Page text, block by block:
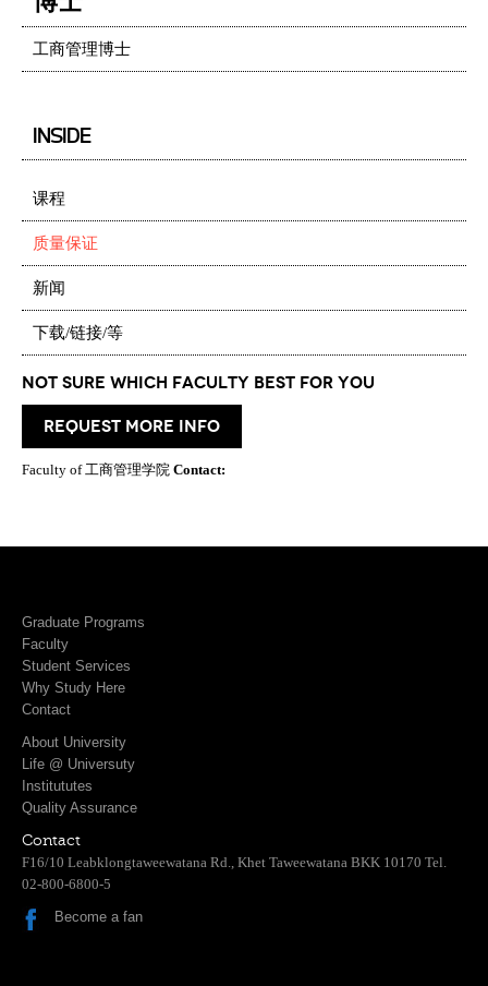
工商管理博士
INSIDE
课程
质量保证
新闻
下载/链接/等
Not Sure which Faculty best for you
request more info
Faculty of 工商管理学院 Contact:
Graduate Programs
Faculty
Student Services
Why Study Here
Contact
About University
Life @ Universuty
Institututes
Quality Assurance
Contact
F16/10 Leabklongtaweewatana Rd., Khet Taweewatana BKK 10170 Tel.
02-800-6800-5
Become a fan